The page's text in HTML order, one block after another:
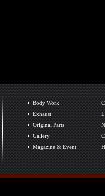
Body Work
Exhaust
Original Parts
Gallery
Magazine & Event